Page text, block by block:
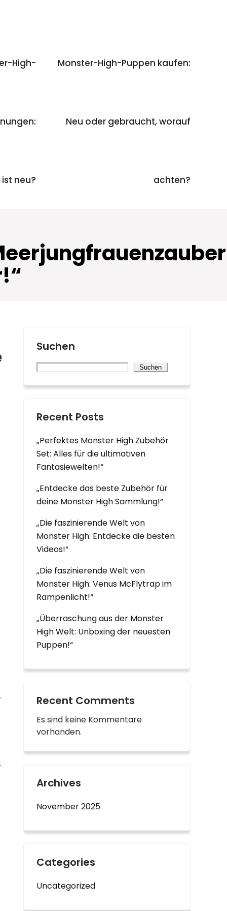
High-
neu?
Monster-High-Puppen kaufen:
Neu oder gebraucht, worauf
achten?
Suchen
Suchen
Recent Posts
„Perfektes Monster High Zubehör
Set: Alles für die ultimativen
Fantasiewelten!“
„Entdecke das beste Zubehör für
deine Monster High Sammlung!“
„Die faszinierende Welt von
Monster High: Entdecke die besten
Videos!“
„Die faszinierende Welt von
Monster High: Venus McFlytrap im
Rampenlicht!“
„Überraschung aus der Monster
High Welt: Unboxing der neuesten
Puppen!“
Recent Comments
Es sind keine Kommentare
vorhanden.
Archives
November 2025
Categories
Uncategorized